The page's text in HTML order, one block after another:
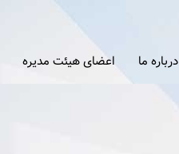
درباره ما اعضای هیئت مدیره